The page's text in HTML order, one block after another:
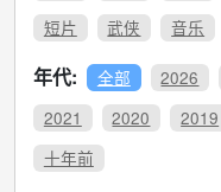
短片
武侠 音乐
年代: 全部 2026
2021
2020 2019
十年前